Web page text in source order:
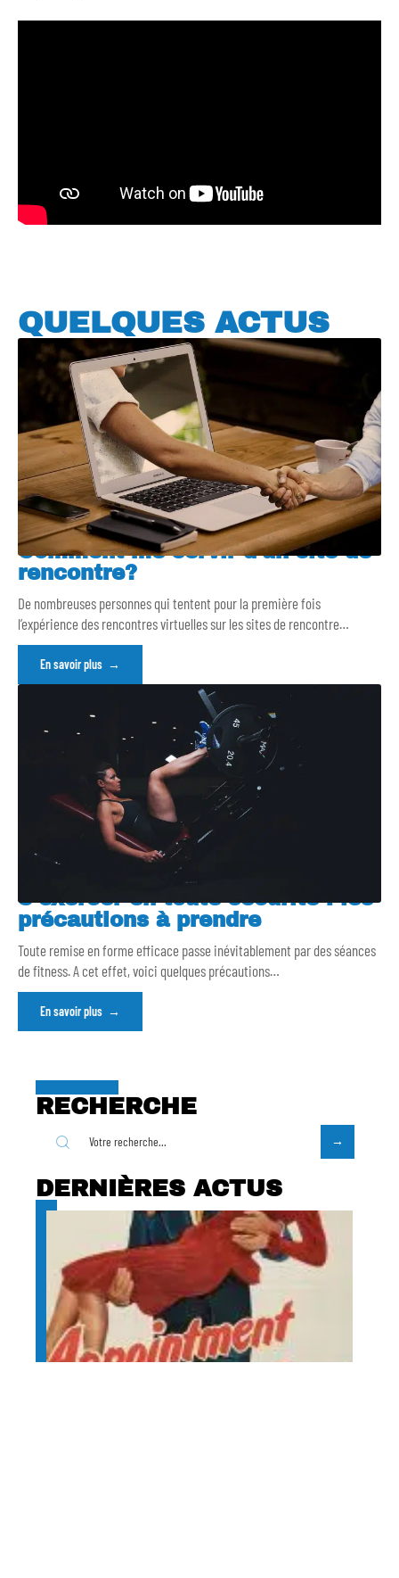
QUELQUES ACTUS
Comment me servir d’un site de
rencontre?
De nombreuses personnes qui tentent pour la première fois
l’expérience des rencontres virtuelles sur les sites de rencontre…
En savoir plus
S’exercer en toute sécurité : les
précautions à prendre
Toute remise en forme efficace passe inévitablement par des séances
de fitness. A cet effet, voici quelques précautions…
En savoir plus
RECHERCHE
DERNIÈRES ACTUS